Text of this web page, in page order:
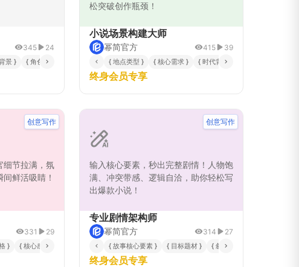
345 24
景 } { 角色设定 }
松突破创作瓶颈！
小说场景构建大师
幂简官方 415 39
{ 地点类型 } { 核心需求 } { 时代背景 }
终身会员专享
} { 描写长度偏好 }
细节拉满，氛
鲜活吸睛！
创意写作
331 29
} { 核心感官侧重 } { 情感基调 } { 修辞手法偏好 } { 目标读者或作品类型 }
输入核心要素，秒出完整剧情！人物饱
满、冲突带感、逻辑自洽，助你轻松写
出爆款小说！
创意写作
专业剧情架构师
幂简官方 314 27
{ 故事核心要素 } { 目标题材 } { 叙事结构偏好 }
终身会员专享